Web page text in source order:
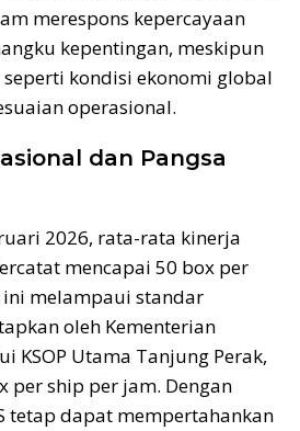
merespons kepercayaan
kepentingan, meskipun
kondisi ekonomi global
operasional.
dan Pangsa
2026, rata-rata kinerja
mencapai 50 box per
melampaui standar
oleh Kementerian
KSOP Utama Tanjung Perak,
per ship per jam. Dengan
tetap dapat mempertahankan